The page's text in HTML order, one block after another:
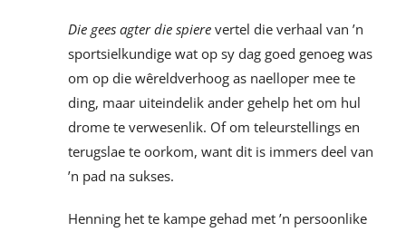
Die gees agter die spierevertel die verhaal van ’n
sportsielkundige wat op sy dag goed genoeg was
om op die wêreldverhoog as naelloper mee te
ding, maar uiteindelik ander gehelp het om hul
drome te verwesenlik. Of om teleurstellings en
terugslae te oorkom, want dit is immers deel van
’n pad na sukses.
Henning het te kampe gehad met ’n persoonlike